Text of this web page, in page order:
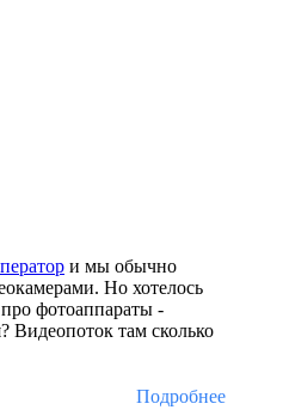
и мы обычно
Но хотелось
фотоаппараты -
Видеопоток там сколько
Подробнее